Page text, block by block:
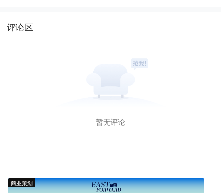
评论区
暂无评论
商业策划